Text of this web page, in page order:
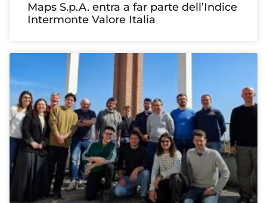
Maps S.p.A. entra a far parte dell’Indice
Intermonte Valore Italia